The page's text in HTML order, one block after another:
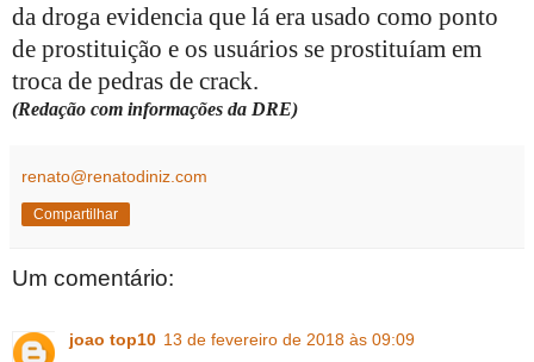
da droga evidencia que lá era usado como ponto
de prostituição e os usuários se prostituíam em
troca de pedras de crack.
(Redação com informações da DRE)
renato@renatodiniz.com
Compartilhar
Um comentário:
joao top10 13 de fevereiro de 2018 às 09:09